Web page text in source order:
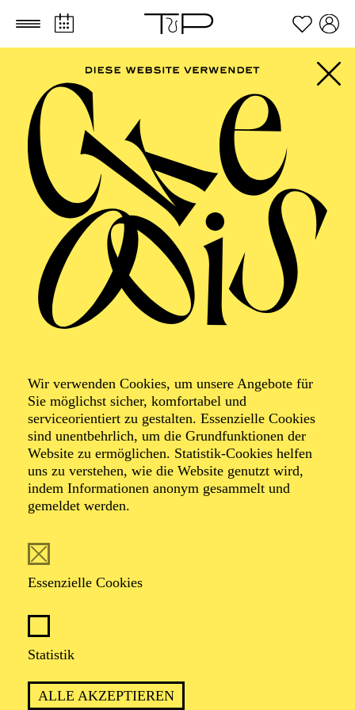
Zum Hauptinhalt springen Zum Footer springen
Wir verwenden Cookies, um unsere Angebote für
Sie möglichst sicher, komfortabel und
serviceorientiert zu gestalten. Essenzielle Cookies
sind unentbehrlich, um die Grundfunktionen der
Website zu ermöglichen. Statistik-Cookies helfen
uns zu verstehen, wie die Website genutzt wird,
indem Informationen anonym gesammelt und
gemeldet werden.
Essenzielle Cookies
Statistik
ALLE AKZEPTIEREN
Foto: Johan Sandberg
Floriane Kleinpaß
Schauspiel-Ensemble
Nach Engagements in Bremerhaven und
Ensemblemitglied am Schauspiel Essen. Im selben Jahr
Rheinland verliehen.
Neben der Theaterarbeit hat sie diverse Hörbücher